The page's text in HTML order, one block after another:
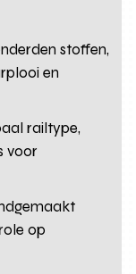
stoffen,
en
railtype,
voor
op